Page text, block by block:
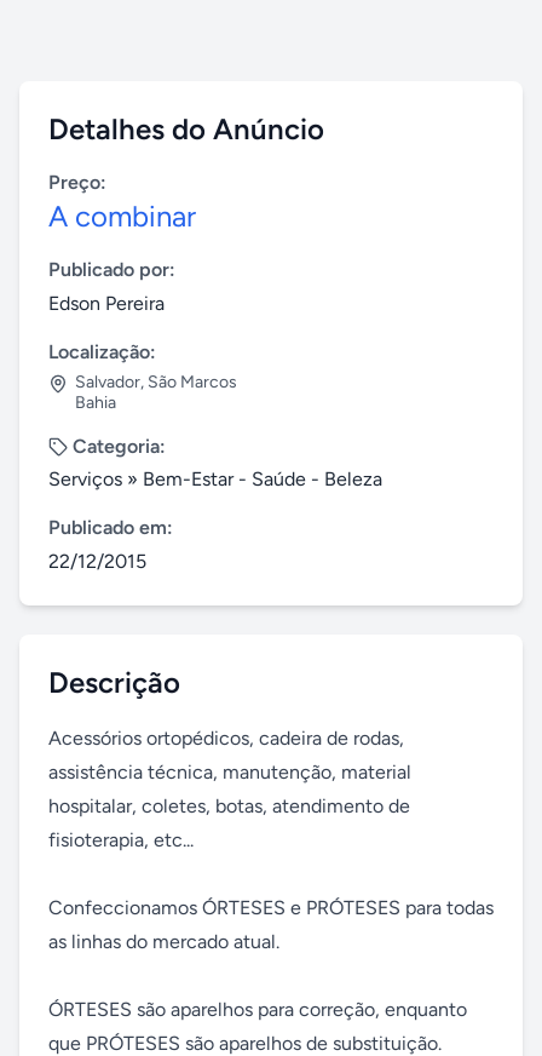
Detalhes do Anúncio
Preço:
A combinar
Publicado por:
Edson Pereira
Localização:
Salvador, São Marcos
Bahia
Categoria:
Serviços » Bem-Estar - Saúde - Beleza
Publicado em:
22/12/2015
Descrição
Acessórios ortopédicos, cadeira de rodas,
assistência técnica, manutenção, material
hospitalar, coletes, botas, atendimento de
fisioterapia, etc...
Confeccionamos ÓRTESES e PRÓTESES para todas
as linhas do mercado atual.
ÓRTESES são aparelhos para correção, enquanto
que PRÓTESES são aparelhos de substituição.